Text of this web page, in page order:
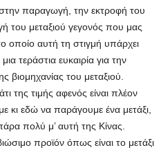
παραγωγή, την εκτροφή του
του μεταξιού γεγονός που μας
οποίο αυτή τη στιγμή υπάρχει
τεράστια ευκαιρία για την
βιομηχανίας του μεταξιού.
της τιμής αφενός είναι πλέον
κι εδώ να παράγουμε ένα μετάξι,
πολύ μ’ αυτή της Κίνας.
προϊόν όπως είναι το μετάξι